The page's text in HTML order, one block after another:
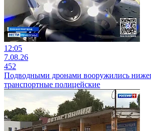
12:05
7.08.26
452
Подводными дронами вооружились
транспортные полицейские